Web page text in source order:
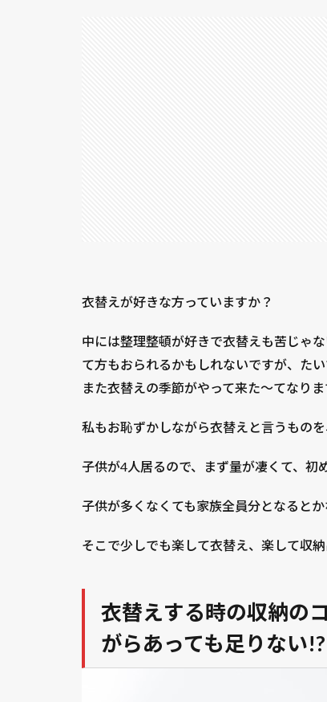
衣替えが好きな方っていますか？
中には整理整頓が好きで衣替えも苦じゃな
て方もおられるかもしれないですが、たい
また衣替えの季節がやって来た～てなりま
私もお恥ずかしながら衣替えと言うもの
子供が4人居るので、まず量が凄くて、初
子供が多くなくても家族全員分となるとか
そこで少しでも楽して衣替え、楽して収
衣替えする時の収納の
がらあっても足りない!?